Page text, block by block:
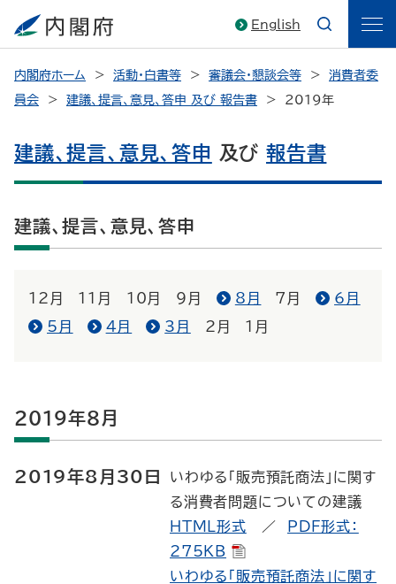
English
内閣府ホーム 活動・白書等 審議会・懇談会等
消費者委
員会
建議、提言、意見、答申 及び 報告書 2019年
建議、提言、意見、答申 及び報告書
建議、提言、意見、答申
12月 11月 10月 9月 8月 7月
6月
5月
4月 3月 2月 1月
2019年8月
2019年8月30日
いわゆる「販売預託商法」に関す
る消費者問題についての建議
HTML形式 ／
PDF形式：
275KB
いわゆる「販売預託商法」に関す